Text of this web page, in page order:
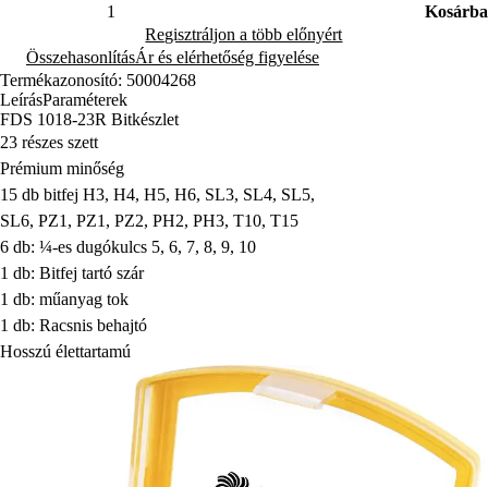
Kosárba
Regisztráljon a több előnyért
ÖsszehasonlításÁr és elérhetőség figyelése
Termékazonosító: 50004268
LeírásParaméterek
FDS 1018-23R Bitkészlet
23 részes szett
Prémium minőség
15 db bitfej H3, H4, H5, H6, SL3, SL4, SL5,
SL6, PZ1, PZ1, PZ2, PH2, PH3, T10, T15
6 db: ¼-es dugókulcs 5, 6, 7, 8, 9, 10
1 db: Bitfej tartó szár
1 db: műanyag tok
1 db: Racsnis behajtó
Hosszú élettartamú